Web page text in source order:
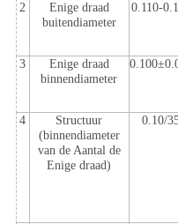
2
Enige draad
buitendiameter
0.110-
3
Enige draad
binnendiameter
4
Structuur
(binnendiameter
van de Aantal de
Enige draad)
0.10/